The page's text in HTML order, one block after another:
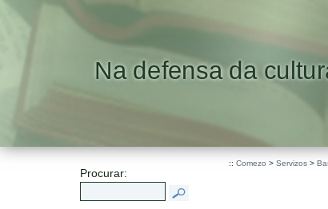
Na defensa da
Procurar:
:: Comezo > Servizos >